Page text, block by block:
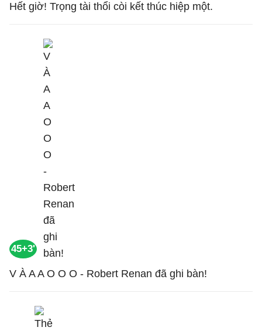
Hết giờ! Trọng tài thổi còi kết thúc hiệp một.
45+3'
V À A A O O O - Robert Renan đã ghi bàn!